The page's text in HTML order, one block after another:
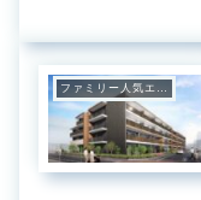
ファミリー人気エリア